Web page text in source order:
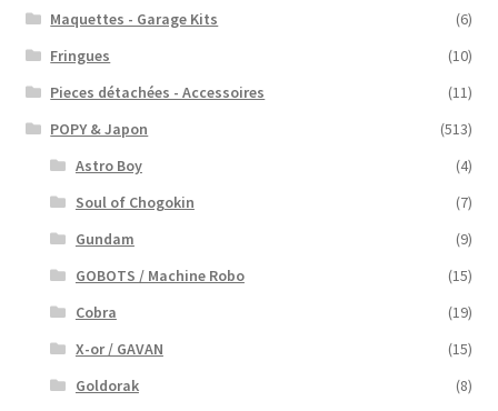
Maquettes - Garage Kits
(6)
Fringues
(10)
Pieces détachées - Accessoires
(11)
POPY & Japon
(513)
Astro Boy
(4)
Soul of Chogokin
(7)
Gundam
(9)
GOBOTS / Machine Robo
(15)
Cobra
(19)
X-or / GAVAN
(15)
Goldorak
(8)